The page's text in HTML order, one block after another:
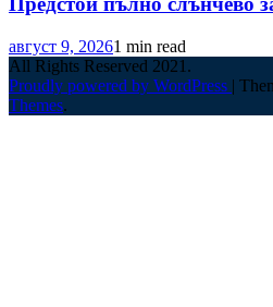
август 9, 20261 min read
All Rights Reserved 2021.
Proudly powered by WordPress |
Themes.